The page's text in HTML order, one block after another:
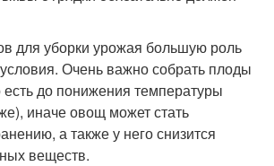
для уборки урожая большую роль
Очень важно собрать плоды
есть до понижения температуры
иначе овощ может стать
а также у него снизится
веществ.